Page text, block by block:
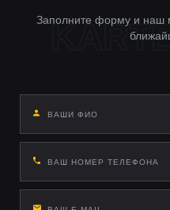
Заполните форму и наш